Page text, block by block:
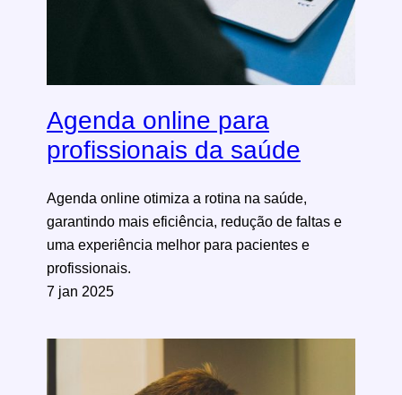
Agenda online para
profissionais da saúde
Agenda online otimiza a rotina na saúde,
garantindo mais eficiência, redução de faltas e
uma experiência melhor para pacientes e
profissionais.
7 jan 2025